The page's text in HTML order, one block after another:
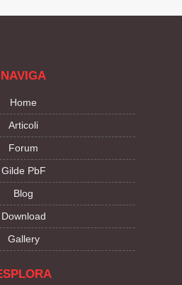
NAVIGA
Home
Articoli
Forum
Gilde PbF
Blog
Download
Gallery